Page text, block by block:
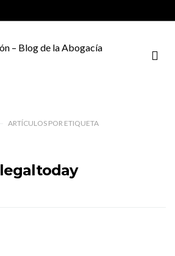
ARTÍCULOS PORETIQUETA
legaltoday